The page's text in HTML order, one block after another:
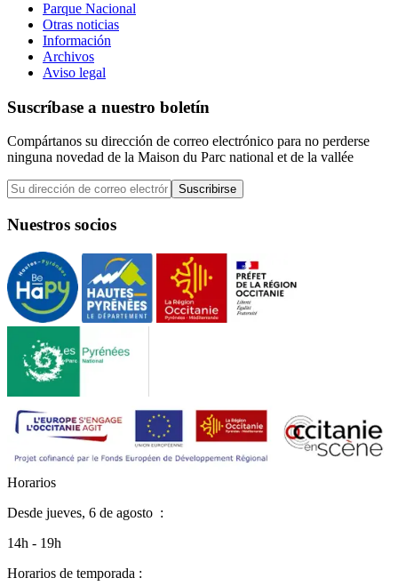
Parque Nacional
Otras noticias
Información
Archivos
Aviso legal
Suscríbase a nuestro boletín
Compártanos su dirección de correo electrónico para no perderse
ninguna novedad de la Maison du Parc national et de la vallée
Suscribirse
Nuestros socios
Horarios
Desde jueves, 6 de agosto :
14h - 19h
Horarios de temporada :